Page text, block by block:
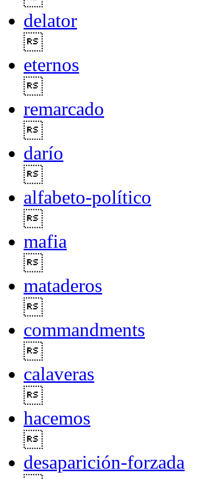
delator
eternos
remarcado
darío
alfabeto-político
mafia
mataderos
commandments
calaveras
hacemos
desaparición-forzada